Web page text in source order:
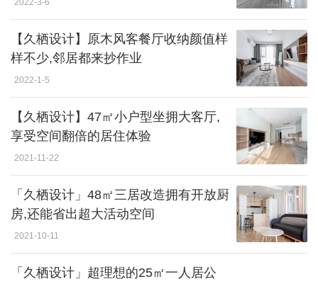
2022-3-6
【久栖设计】原木风客餐厅收纳颜值样
样不少,邻居都来抄作业
2022-1-5
【久栖设计】47㎡小户型坐拥大客厅,
享受空间翻倍的居住体验
2021-11-22
「久栖设计」48㎡三居改造拥有开放厨
房,还能省出超大活动空间
2021-10-11
「久栖设计」超理想的25㎡一人居公